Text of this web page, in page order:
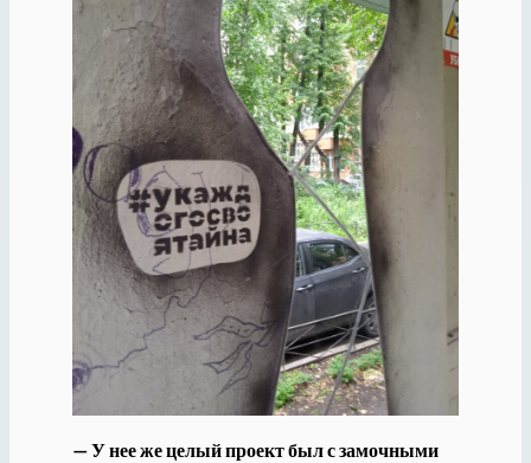
— У нее же целый проект был с замочными